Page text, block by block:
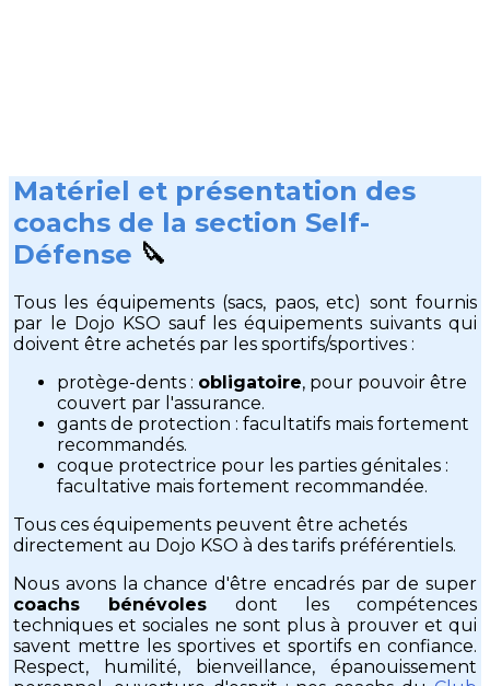
Matériel et présentation des
coachs de la section Self-
Défense 🔪
Tous les équipements (sacs, paos, etc) sont fournis
par le Dojo KSO sauf les équipements suivants qui
doivent être achetés par les sportifs/sportives :
protège-dents : obligatoire, pour pouvoir être
couvert par l'assurance.
gants de protection : facultatifs mais fortement
recommandés.
coque protectrice pour les parties génitales :
facultative mais fortement recommandée.
Tous ces équipements peuvent être achetés
directement au Dojo KSO à des tarifs préférentiels.
Nous avons la chance d'être encadrés par de super
coachs bénévoles dont les compétences
techniques et sociales ne sont plus à prouver et qui
savent mettre les sportives et sportifs en confiance.
Respect, humilité, bienveillance, épanouissement